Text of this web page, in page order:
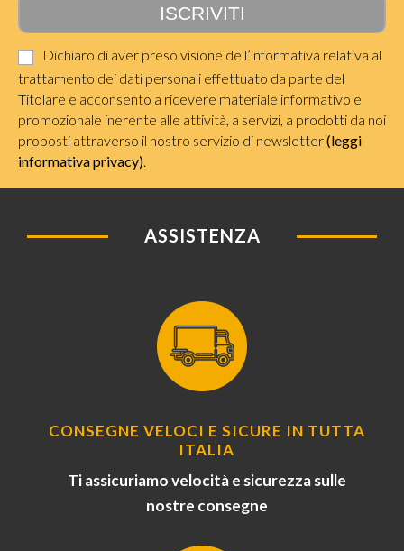
Dichiaro di aver preso visione dell’informativa relativa al
trattamento dei dati personali effettuato da parte del
Titolare e acconsento a ricevere materiale informativo e
promozionale inerente alle attività, a servizi, a prodotti da noi
proposti attraverso il nostro servizio di newsletter(leggi
informativa privacy).
ASSISTENZA
CONSEGNE VELOCI E SICURE IN TUTTA
ITALIA
Ti assicuriamo velocità e sicurezza sulle
nostre consegne